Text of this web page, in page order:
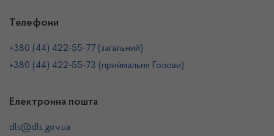
Телефони
+380 (44) 422-55-77 (загальний)
+380 (44) 422-55-73 (приймальня Голови)
Електронна пошта
dls@dls.gov.ua